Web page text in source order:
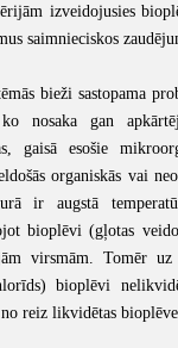
izveidojusies
saimnieciskos
bieži sastopama
nosaka gan
gaisā esošie
organiskās vai
ir augstā
bioplēvi (gļotas
virsmām. Tomēr uz
bioplēvi
reiz likvidētas